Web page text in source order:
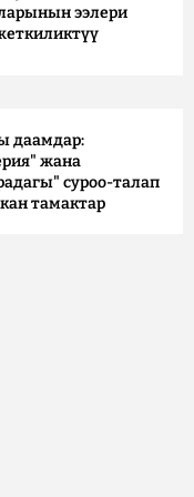
ээлери
даамдар:
жана
суроо-талап
тамактар